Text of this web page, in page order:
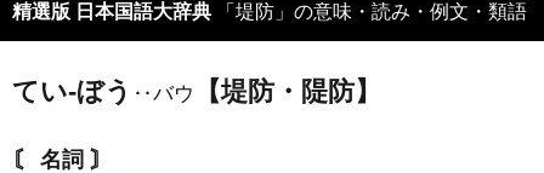
精選版 日本国語大辞典 「堤防」の意味・読み・例文・類語
てい‐ぼう ‥バウ 【堤防・隄防】
〘 名詞 〙